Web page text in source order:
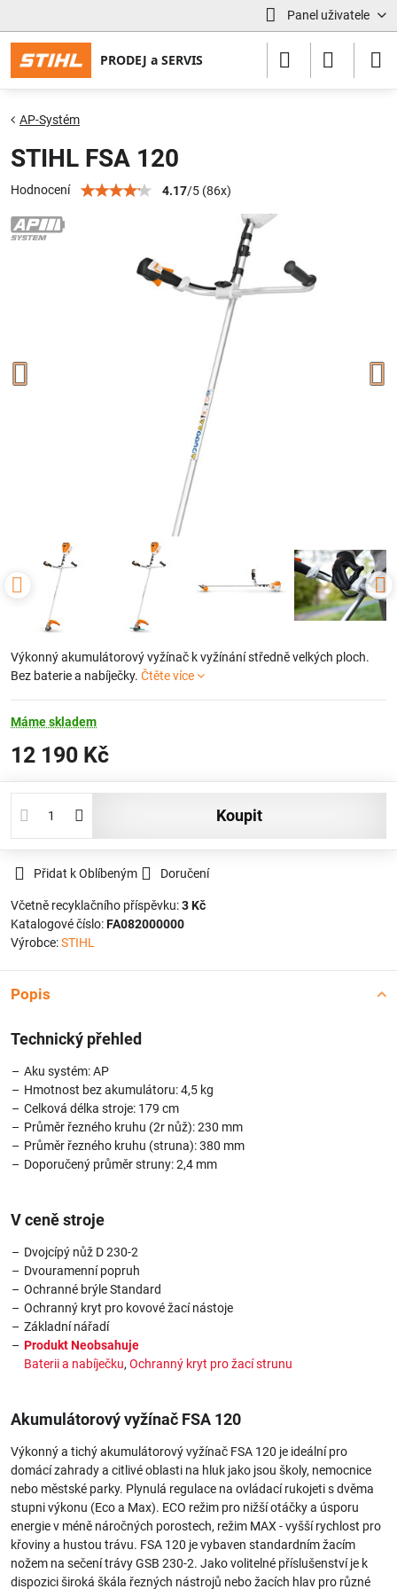
Panel uživatele
AP-Systém
STIHL FSA 120
Hodnocení 4.17/5 (86x)
Výkonný akumulátorový vyžínač k vyžínání středně velkých ploch.
Bez baterie a nabíječky. Čtěte více
Máme skladem
12 190 Kč
koupit
Přidat k Oblíbeným Doručení
Včetně recyklačního příspěvku:3 Kč
Katalogové číslo:FA082000000
Výrobce:STIHL
Popis
Technický přehled
Aku systém: AP
Hmotnost bez akumulátoru: 4,5 kg
Celková délka stroje: 179 cm
Průměr řezného kruhu (2r nůž): 230 mm
Průměr řezného kruhu (struna): 380 mm
Doporučený průměr struny: 2,4 mm
V ceně stroje
Dvojcípý nůž D 230-2
Dvouramenní popruh
Ochranné brýle Standard
Ochranný kryt pro kovové žací nástoje
Základní nářadí
Produkt Neobsahuje
Baterii a nabíječku, Ochranný kryt pro žací strunu
Akumulátorový vyžínač FSA 120
Výkonný a tichý akumulátorový vyžínač FSA 120 je ideální pro
domácí zahrady a citlivé oblasti na hluk jako jsou školy, nemocnice
nebo městské parky. Plynulá regulace na ovládací rukojeti s dvěma
stupni výkonu (Eco a Max). ECO režim pro nižší otáčky a úsporu
energie v méně náročných porostech, režim MAX - vyšší rychlost pro
křoviny a hustou trávu. FSA 120 je vybaven standardním žacím
nožem na sečení trávy GSB 230-2. Jako volitelné příslušenství je k
dispozici široká škála řezných nástrojů nebo žacích hlav pro různé